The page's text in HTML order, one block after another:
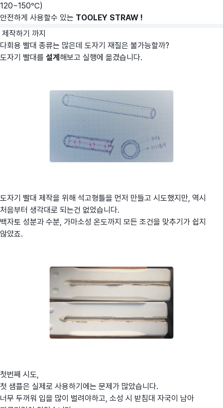
120~150℃)
안전하게 사용할수 있는 TOOLEY STRAW !
제작하기 까지
다회용 빨대 종류는 많은데 도자기 재질은 불가능할까?
도자기 빨대를 설계 해보고 실행에 옮겼습니다.
도자기 빨대 제작을 위해 석고형틀을 먼저 만들고 시도했지만, 역시
처음부터 생각대로 되는건 없었습니다.
백자토 성분과 수분, 가마소성 온도까지 모든 조건을 맞추기가 쉽지
않았죠.
첫번째 시도,
첫 샘플은 실제로 사용하기에는 문제가 많았습니다.
너무 두꺼워 입을 많이 벌려야하고, 소성 시 받침대 자국이 남아